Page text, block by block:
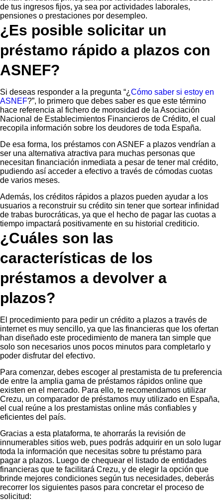
de tus ingresos fijos, ya sea por actividades laborales,
pensiones o prestaciones por desempleo.
¿Es posible solicitar un
préstamo rápido a plazos con
ASNEF?
Si deseas responder a la pregunta “¿ Cómo saber si estoy en
ASNEF?”, lo primero que debes saber es que este término
hace referencia al fichero de morosidad de la Asociación
Nacional de Establecimientos Financieros de Crédito, el cual
recopila información sobre los deudores de toda España.
De esa forma, los préstamos con ASNEF a plazos vendrían a
ser una alternativa atractiva para muchas personas que
necesitan financiación inmediata a pesar de tener mal crédito,
pudiendo así acceder a efectivo a través de cómodas cuotas
de varios meses.
Además, los créditos rápidos a plazos pueden ayudar a los
usuarios a reconstruir su crédito sin tener que sortear infinidad
de trabas burocráticas, ya que el hecho de pagar las cuotas a
tiempo impactará positivamente en su historial crediticio.
¿Cuáles son las
características de los
préstamos a devolver a
plazos?
El procedimiento para pedir un crédito a plazos a través de
internet es muy sencillo, ya que las financieras que los ofertan
han diseñado este procedimiento de manera tan simple que
solo son necesarios unos pocos minutos para completarlo y
poder disfrutar del efectivo.
Para comenzar, debes escoger al prestamista de tu preferencia
de entre la amplia gama de préstamos rápidos online que
existen en el mercado. Para ello, te recomendamos utilizar
Crezu, un comparador de préstamos muy utilizado en España,
el cual reúne a los prestamistas online más confiables y
eficientes del país.
Gracias a esta plataforma, te ahorrarás la revisión de
innumerables sitios web, pues podrás adquirir en un solo lugar
toda la información que necesitas sobre tu préstamo para
pagar a plazos. Luego de chequear el listado de entidades
financieras que te facilitará Crezu, y de elegir la opción que
brinde mejores condiciones según tus necesidades, deberás
recorrer los siguientes pasos para concretar el proceso de
solicitud: